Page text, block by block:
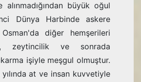
alınmadığından büyük oğul
Dünya Harbinde askere
diğer hemşerileri
zeytincilik ve sonrada
işiyle meşgul olmuştur.
at ve insan kuvvetiyle